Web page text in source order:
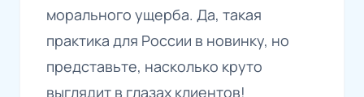
морального ущерба. Да, такая
практика для России в новинку, но
представьте, насколько круто
выглядит в глазах клиентов!